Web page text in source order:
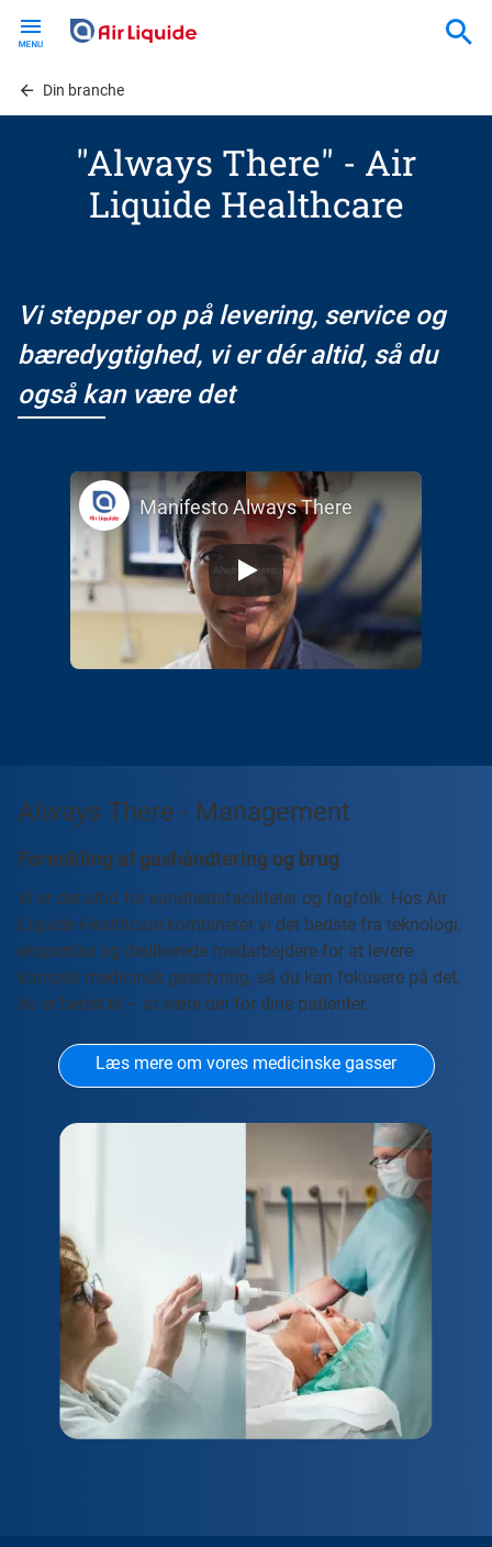
contentDin branche
"Always There" - Air
Liquide Healthcare
Manifesto Always There
Vi stepper op på levering, service og
bæredygtighed, vi er dér altid, så du
også kan være det
Always There - Management
Forenkling af gashåndtering og brug
Vi er der altid for sundhedsfaciliteter og fagfolk. Hos Air
Liquide Healthcare kombinerer vi det bedste fra teknologi,
ekspertise og dedikerede medarbejdere for at levere
komplet medicinsk gasstyring, så du kan fokusere på det,
du er bedst til – at være der for dine patienter.
Læs mere om vores medicinske gasser